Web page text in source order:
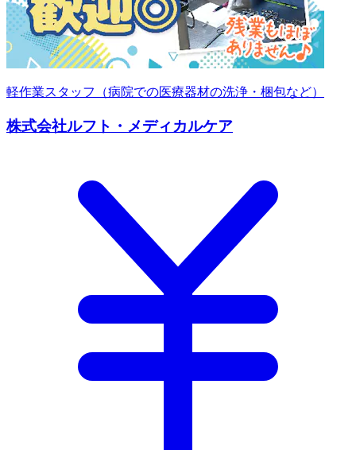
軽作業スタッフ（病院での医療器材の洗浄・梱包など）
株式会社ルフト・メディカルケア